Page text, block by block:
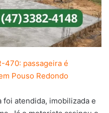
470: passageira é
Pouso Redondo
foi atendida, imobilizada e